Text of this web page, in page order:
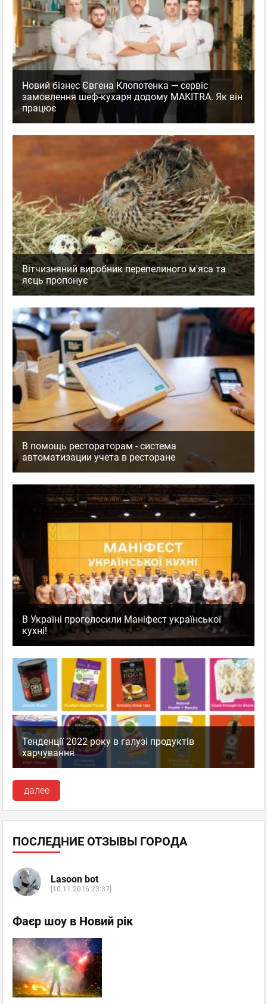
Новий бізнес Євгена Клопотенка — сервіс
замовлення шеф-кухаря додому MAKITRA. Як він
працює
Вітчизняний виробник перепелиного м'яса та
яєць пропонує
В помощь рестораторам - система
автоматизации учета в ресторане
В Україні проголосили Маніфест української
кухні!
Тенденції 2022 року в галузі продуктів
харчування
далее
ПОСЛЕДНИЕ ОТЗЫВЫ ГОРОДА
Lasoon bot
[10.11.2016 23:37]
Фаєр шоу в Новий рік